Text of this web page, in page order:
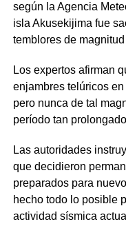
según la Agencia
isla Akusekijima fue
temblores de magnitud
Los expertos afirman
enjambres telúricos
pero nunca de tal
período tan
Las autoridades
que decidieron
preparados para
hecho todo lo posible
actividad sísmica